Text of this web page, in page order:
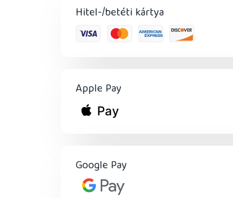
Hitel-/betéti kártya
Apple Pay
Google Pay